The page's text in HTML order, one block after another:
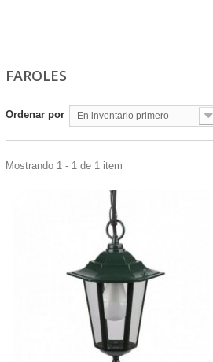
FAROLES
Ordenar por En inventario primero
Mostrando 1 - 1 de 1 item